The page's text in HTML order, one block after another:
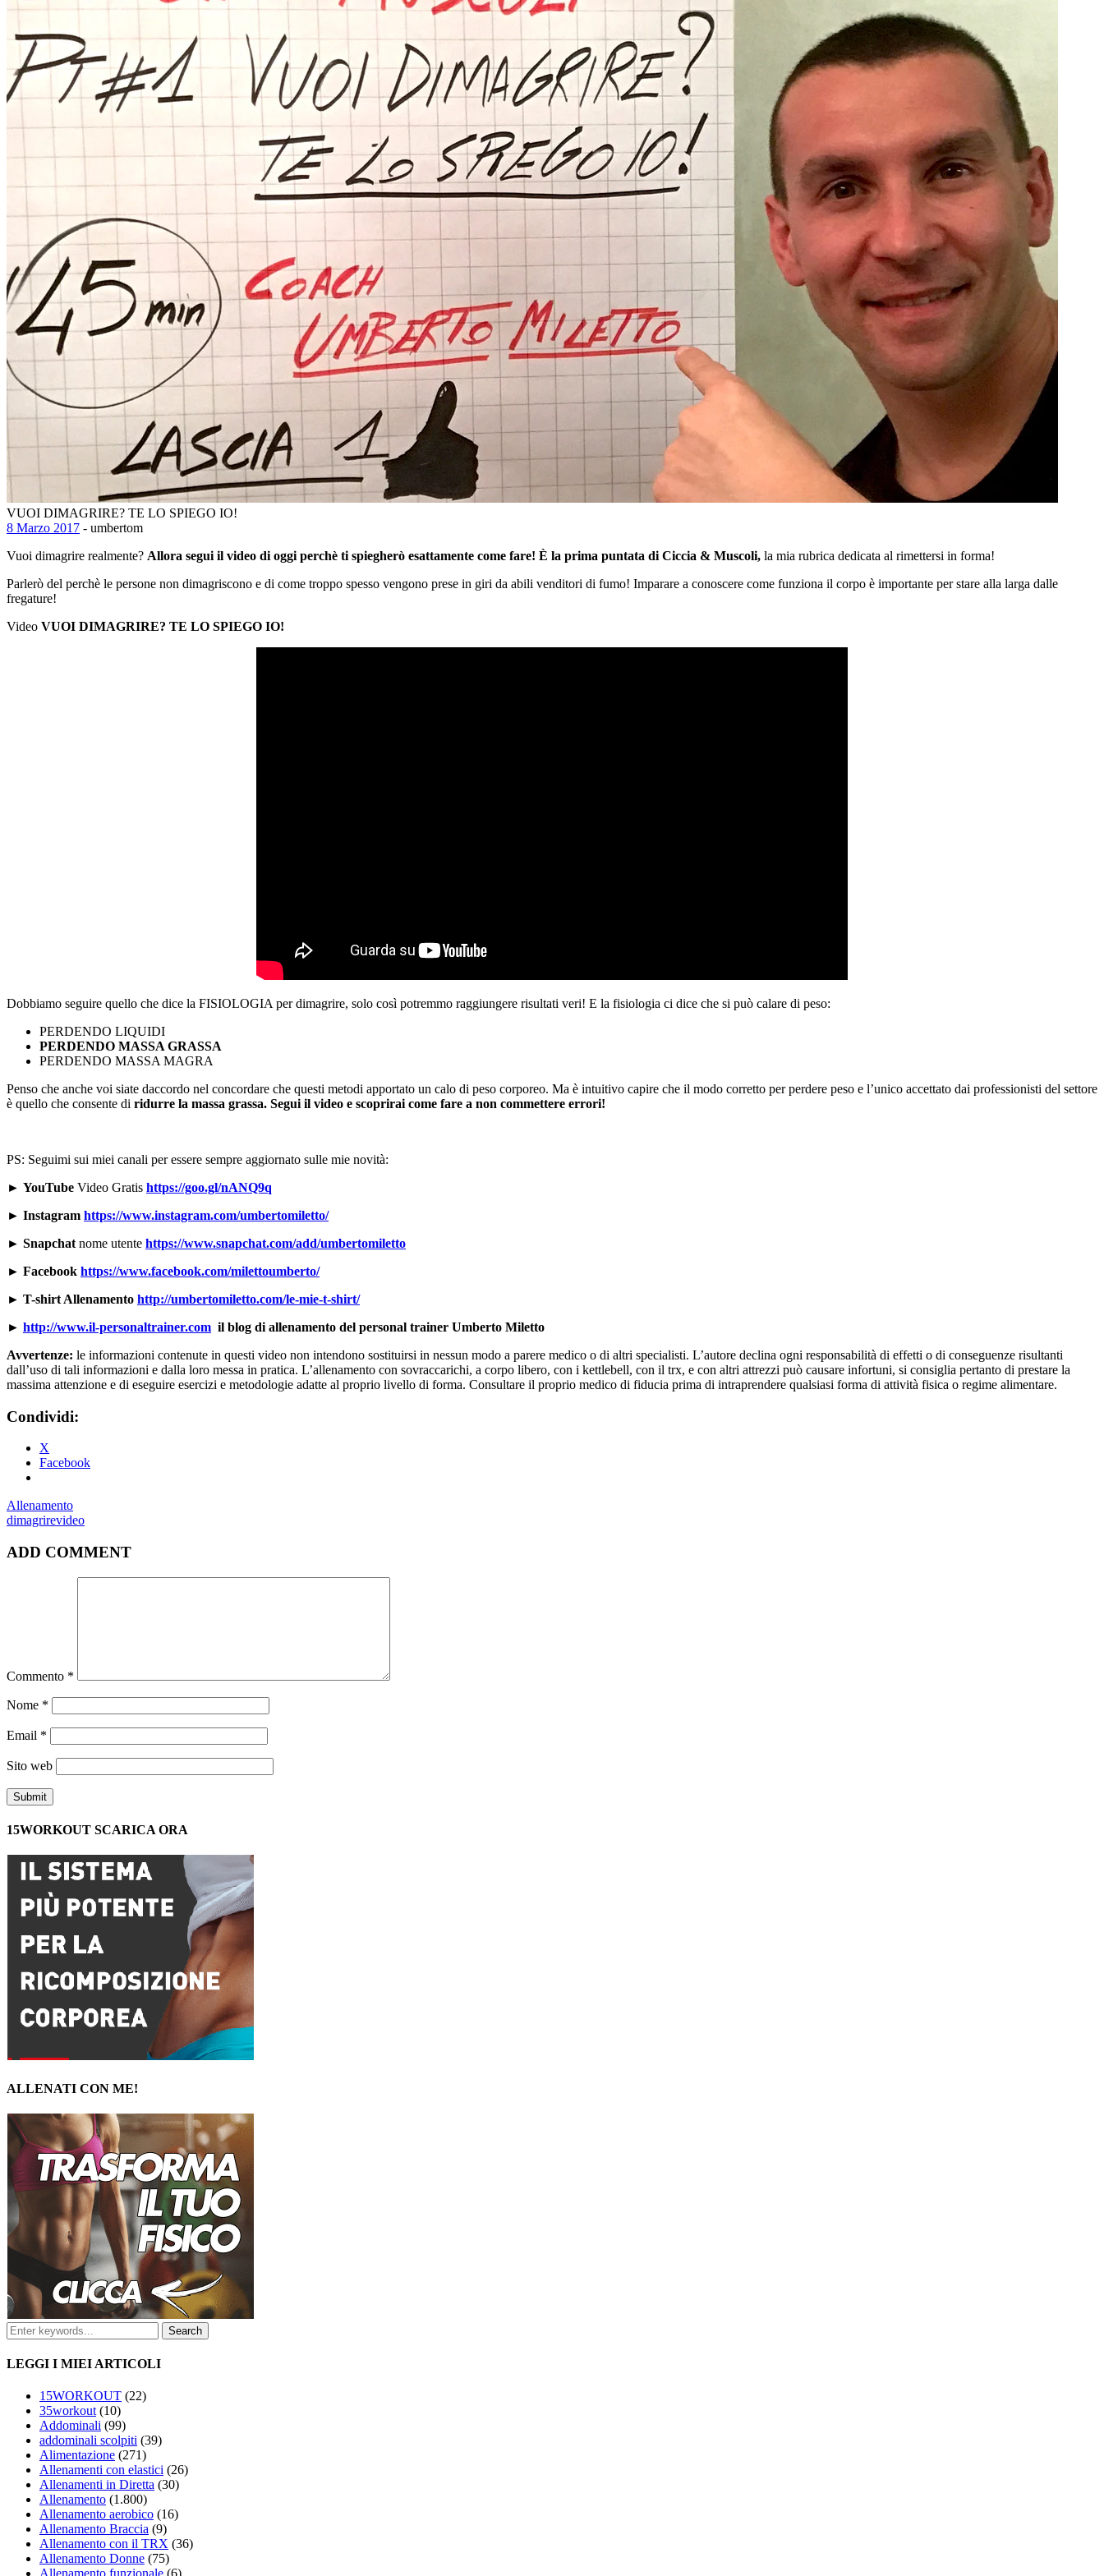
VUOI DIMAGRIRE? TE LO SPIEGO IO!
8 Marzo 2017 - umbertom
Vuoi dimagrire realmente? Allora segui il video di oggi perchè ti spiegherò esattamente come fare! È la prima puntata di Ciccia & Muscoli, la mia rubrica dedicata al rimettersi in forma!
Parlerò del perchè le persone non dimagriscono e di come troppo spesso vengono prese in giri da abili venditori di fumo! Imparare a conoscere come funziona il corpo è importante per stare alla larga dalle
fregature!
Video VUOI DIMAGRIRE? TE LO SPIEGO IO!
Dobbiamo seguire quello che dice la FISIOLOGIA per dimagrire, solo così potremmo raggiungere risultati veri! E la fisiologia ci dice che si può calare di peso:
PERDENDO LIQUIDI
PERDENDO MASSA GRASSA
PERDENDO MASSA MAGRA
Penso che anche voi siate daccordo nel concordare che questi metodi apportato un calo di peso corporeo. Ma è intuitivo capire che il modo corretto per perdere peso e l’unico accettato dai professionisti del settore
è quello che consente di ridurre la massa grassa. Segui il video e scoprirai come fare a non commettere errori!
PS: Seguimi sui miei canali per essere sempre aggiornato sulle mie novità:
► YouTube Video Gratis https://goo.gl/nANQ9q
► Instagram https://www.instagram.com/umbertomiletto/
► Snapchat nome utente https://www.snapchat.com/add/umbertomiletto
► Facebook https://www.facebook.com/milettoumberto/
► T-shirt Allenamento http://umbertomiletto.com/le-mie-t-shirt/
► http://www.il-personaltrainer.com il blog di allenamento del personal trainer Umberto Miletto
Avvertenze: le informazioni contenute in questi video non intendono sostituirsi in nessun modo a parere medico o di altri specialisti. L’autore declina ogni responsabilità di effetti o di conseguenze risultanti
dall’uso di tali informazioni e dalla loro messa in pratica. L’allenamento con sovraccarichi, a corpo libero, con i kettlebell, con il trx, e con altri attrezzi può causare infortuni, si consiglia pertanto di prestare la
massima attenzione e di eseguire esercizi e metodologie adatte al proprio livello di forma. Consultare il proprio medico di fiducia prima di intraprendere qualsiasi forma di attività fisica o regime alimentare.
Condividi:
X
Facebook
Allenamento
dimagrirevideo
ADD COMMENT
Commento *
Nome *
Email *
Sito web
15WORKOUT SCARICA ORA
ALLENATI CON ME!
LEGGI I MIEI ARTICOLI
15WORKOUT (22)
35workout (10)
Addominali (99)
addominali scolpiti (39)
Alimentazione (271)
Allenamenti con elastici (26)
Allenamenti in Diretta (30)
Allenamento (1.800)
Allenamento aerobico (16)
Allenamento Braccia (9)
Allenamento con il TRX (36)
Allenamento Donne (75)